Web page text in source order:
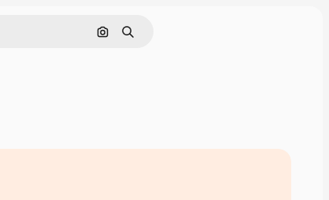
Hledat podle obrázku
Hledat